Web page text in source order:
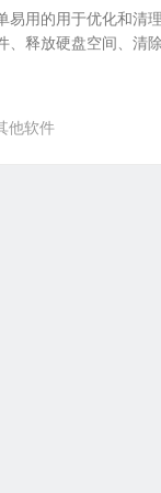
易用的用于优化和清
、释放硬盘空间、清
他软件